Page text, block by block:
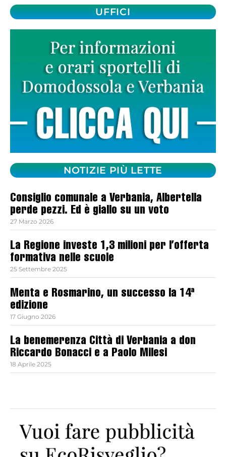
UFFICI
NOTIZIE PIÙ LETTE
Consiglio comunale a Verbania, Albertella
perde pezzi. Ed è giallo su un voto
27 Marzo 2026
La Regione investe 1,3 milioni per l’offerta
formativa nelle scuole
25 Settembre 2025
Menta e Rosmarino, un successo la 14ª
edizione
17 Giugno 2026
La benemerenza Città di Verbania a don
Riccardo Bonacci e a Paolo Milesi
18 Aprile 2025